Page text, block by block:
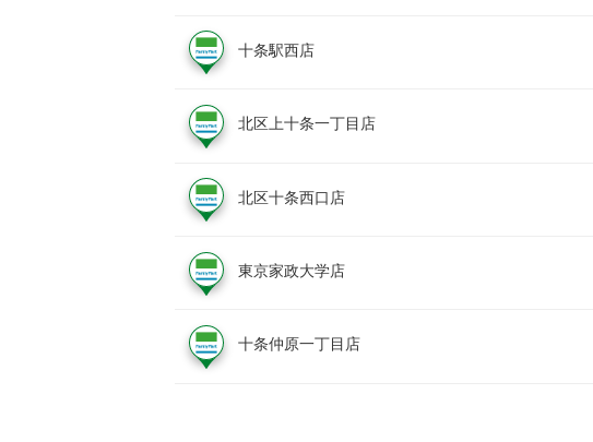
十条駅西店
北区上十条一丁目店
北区十条西口店
東京家政大学店
十条仲原一丁目店